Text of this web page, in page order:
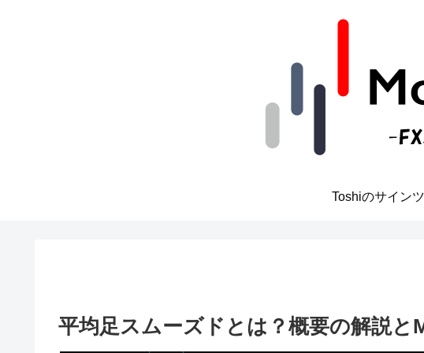
Toshiのサイン
平均足スムーズドとは？概要の解説と